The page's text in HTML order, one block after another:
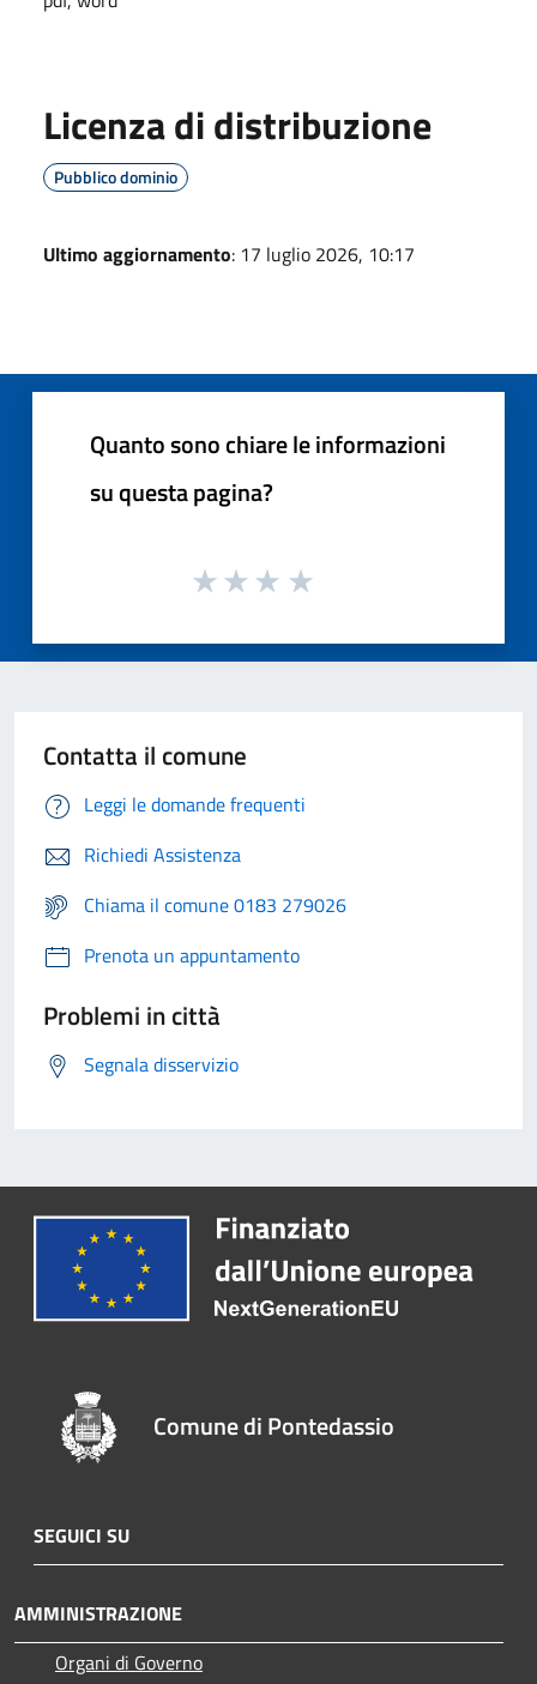
Licenza di distribuzione
Pubblico dominio
Ultimo aggiornamento: 17 luglio 2026, 10:17
Quanto sono chiare le informazioni
su questa pagina?
Contatta il comune
Leggi le domande frequenti
Richiedi Assistenza
Chiama il comune 0183 279026
Prenota un appuntamento
Problemi in città
Segnala disservizio
Comune di Pontedassio
SEGUICI SU
AMMINISTRAZIONE
Organi di Governo